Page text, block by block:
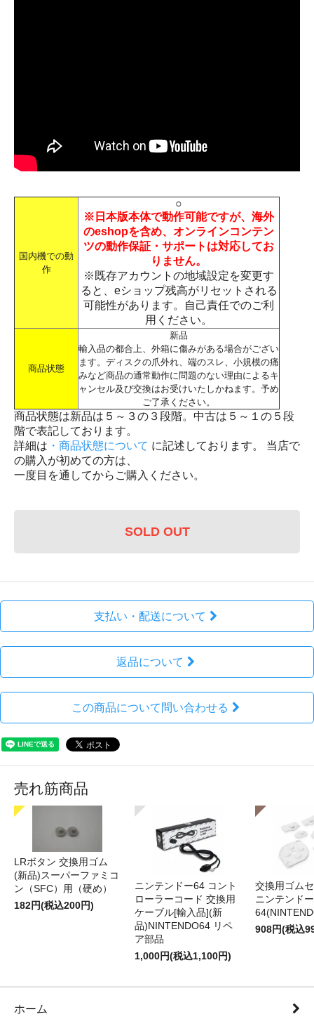
国内機での動
作
○
※日本版本体で動作可能ですが、海外
のeshopを含め、オンラインコンテン
ツの動作保証・サポートは対応してお
りません。
※既存アカウントの地域設定を変更す
ると、eショップ残高がリセットされる
可能性があります。自己責任でのご利
用ください。
商品状態
新品
輸入品の都合上、外箱に傷みがある場合がござい
ます。ディスクの爪外れ、端のスレ、小規模の痛
みなど商品の通常動作に問題のない理由によるキ
ャンセル及び交換はお受けいたしかねます。予め
ご了承ください。
商品状態は新品は５～３の３段階。中古は５～１の５段
階で表記しております。
詳細は ・商品状態について に記述しております。 当店で
の購入が初めての方は、
一度目を通してからご購入ください。
SOLD OUT
支払い・配送について
返品について
この商品について問い合わせる
売れ筋商品
LRボタン 交換用ゴム
(新品)スーパーファミコ
ン（SFC）用（硬め）
182円(税込200円)
ニンテンドー64 コント
ローラーコード 交換用
ケーブル[輸入品](新
品)NINTENDO64 リペ
ア部品
1,000円(税込1,100円)
交換用ゴム
ニンテンドー
908円(税込
ホーム